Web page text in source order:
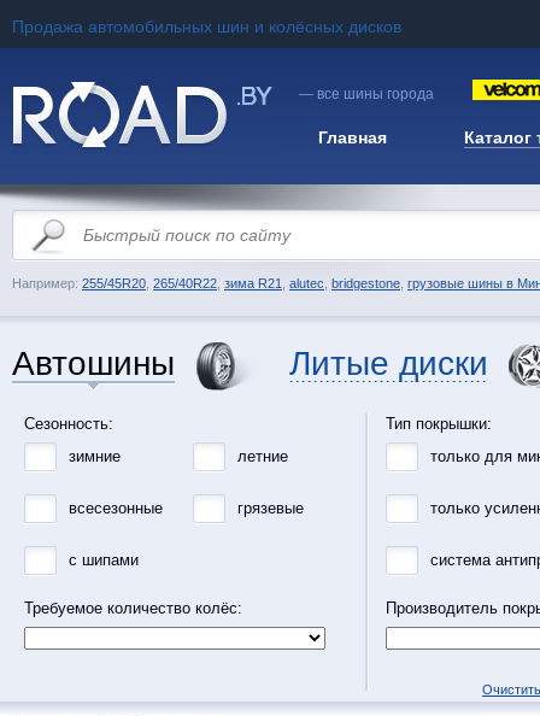
Продажа автомобильных шин и колёсных дисков
— все шины города
Главная Каталог
Например: 255/45R20 265/40R22 зима R21 alutec bridgestone грузовые шины в
Автошины Литые диски
Сезонность:
зимние
летние
всесезонные грязевые
с шипами
Требуемое количество колёс:
Тип покрышки:
только для
только
система
Производитель